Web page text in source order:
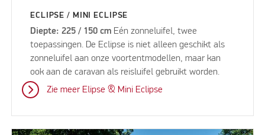
ECLIPSE / MINI ECLIPSE
Diepte: 225 / 150 cm Eén zonneluifel, twee
toepassingen. De Eclipse is niet alleen geschikt als
zonneluifel aan onze voortentmodellen, maar kan
ook aan de caravan als reisluifel gebruikt worden.
Zie meer Elipse & Mini Eclipse